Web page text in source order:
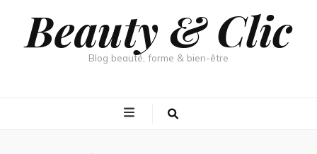
Beauty & Clic
Blog beauté, forme & bien-être